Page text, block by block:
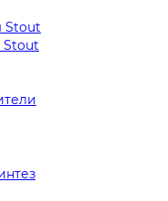
Stout
Stout